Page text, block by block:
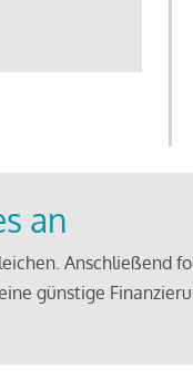
an
Anschließend
günstige